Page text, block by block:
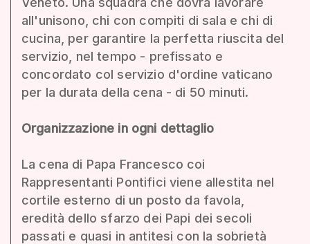
all'unisono, chi con compiti di sala e chi di
cucina, per garantire la perfetta riuscita del
servizio, nel tempo - prefissato e
concordato col servizio d'ordine vaticano
per la durata della cena - di 50 minuti.
Organizzazione in ogni dettaglio
La cena di Papa Francesco coi
Rappresentanti Pontifici viene allestita nel
cortile esterno di un posto da favola,
eredità dello sfarzo dei Papi dei secoli
passati e quasi in antitesi con la sobrietà